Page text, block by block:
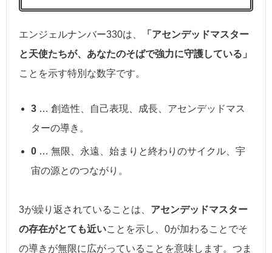
エンジェルナンバー330は、
「アセンデッドマスター
と天使たちが、あなたのそばで強力に守護している」
ことを示す特別な数字です。
3 … 創造性、自己表現、成長、アセンデッドマス
ターの導き。
0 … 無限、永遠、始まりと終わりのサイクル、宇
宙の源とのつながり。
3が繰り返されていることは、 アセンデッドマスター
の存在がとても近いことを示し、0が加わることでそ
の導きが無限に広がっていることを意味します。つま